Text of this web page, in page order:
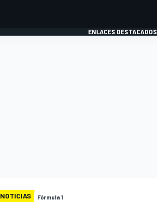
ENLACES DESTACADOS
NOTICIAS Fórmula 1